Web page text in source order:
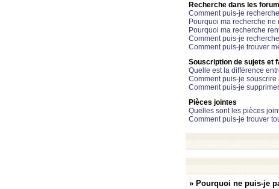
Recherche dans les
Comment puis-je
Pourquoi ma recherche
Pourquoi ma recherche
Comment puis-je
Comment puis-je trouver
Souscription de sujets et
Quelle est la différence
Comment puis-je
Comment puis-je
Pièces jointes
Quelles sont les pièces
Comment puis-je trouver
» Pourquoi ne puis-je